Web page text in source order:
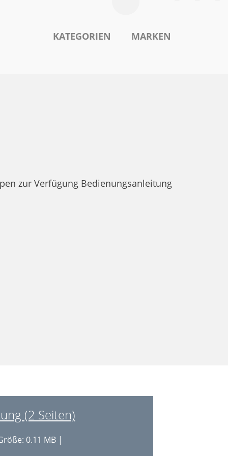
KATEGORIEN MARKEN
zur Verfügung Bedienungsanleitung
(2 Seiten)
0.11 MB |